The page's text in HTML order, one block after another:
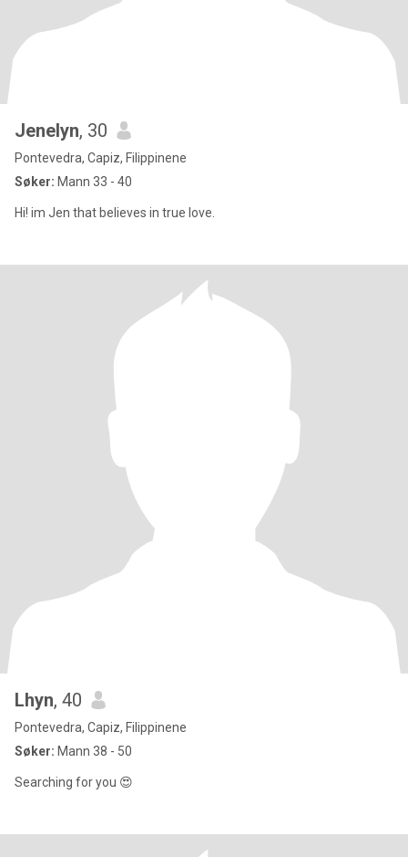
Jenelyn, 30
Pontevedra, Capiz, Filippinene
Søker: Mann 33 - 40
Hi! im Jen that believes in true love.
Lhyn, 40
Pontevedra, Capiz, Filippinene
Søker: Mann 38 - 50
Searching for you 😍